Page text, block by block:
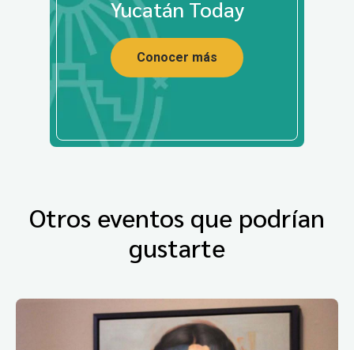
Yucatán Today
Conocer más
Otros eventos que podrían
gustarte